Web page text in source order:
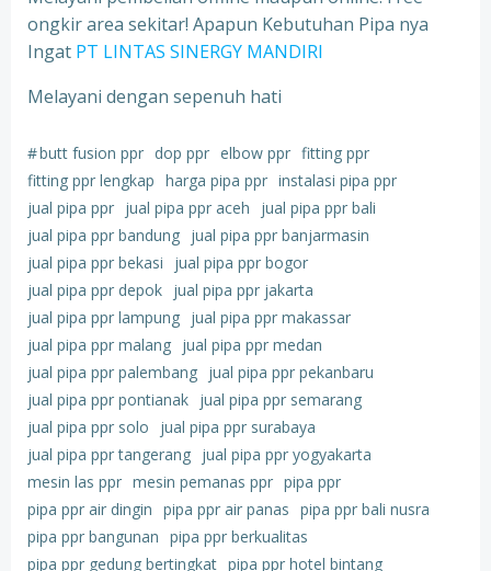
ongkir area sekitar! Apapun Kebutuhan Pipa nya
Ingat PT LINTAS SINERGY MANDIRI
Melayani dengan sepenuh hati
#butt fusion ppr dop ppr elbow ppr fitting ppr
fitting ppr lengkap harga pipa ppr instalasi pipa ppr
jual pipa ppr jual pipa ppr aceh
jual pipa ppr bali
jual pipa ppr bandung jual pipa ppr banjarmasin
jual pipa ppr bekasi
jual pipa ppr bogor
jual pipa ppr depok jual pipa ppr jakarta
jual pipa ppr lampung jual pipa ppr makassar
jual pipa ppr malang jual pipa ppr medan
jual pipa ppr palembang jual pipa ppr pekanbaru
jual pipa ppr pontianak jual pipa ppr semarang
jual pipa ppr solo
jual pipa ppr surabaya
jual pipa ppr tangerang jual pipa ppr yogyakarta
mesin las ppr mesin pemanas ppr pipa ppr
pipa ppr air dingin pipa ppr air panas pipa ppr bali nusra
pipa ppr bangunan pipa ppr berkualitas
pipa ppr gedung bertingkat pipa ppr hotel bintang